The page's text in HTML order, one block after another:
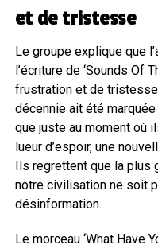
et de tristesse
Le groupe explique que
l’écriture de ‘Sounds Of
frustration et de
décennie ait été
que juste au moment où
lueur d’espoir, une
Ils regrettent que la plus
notre civilisation ne soit
désinformation.
Le morceau ‘What Have